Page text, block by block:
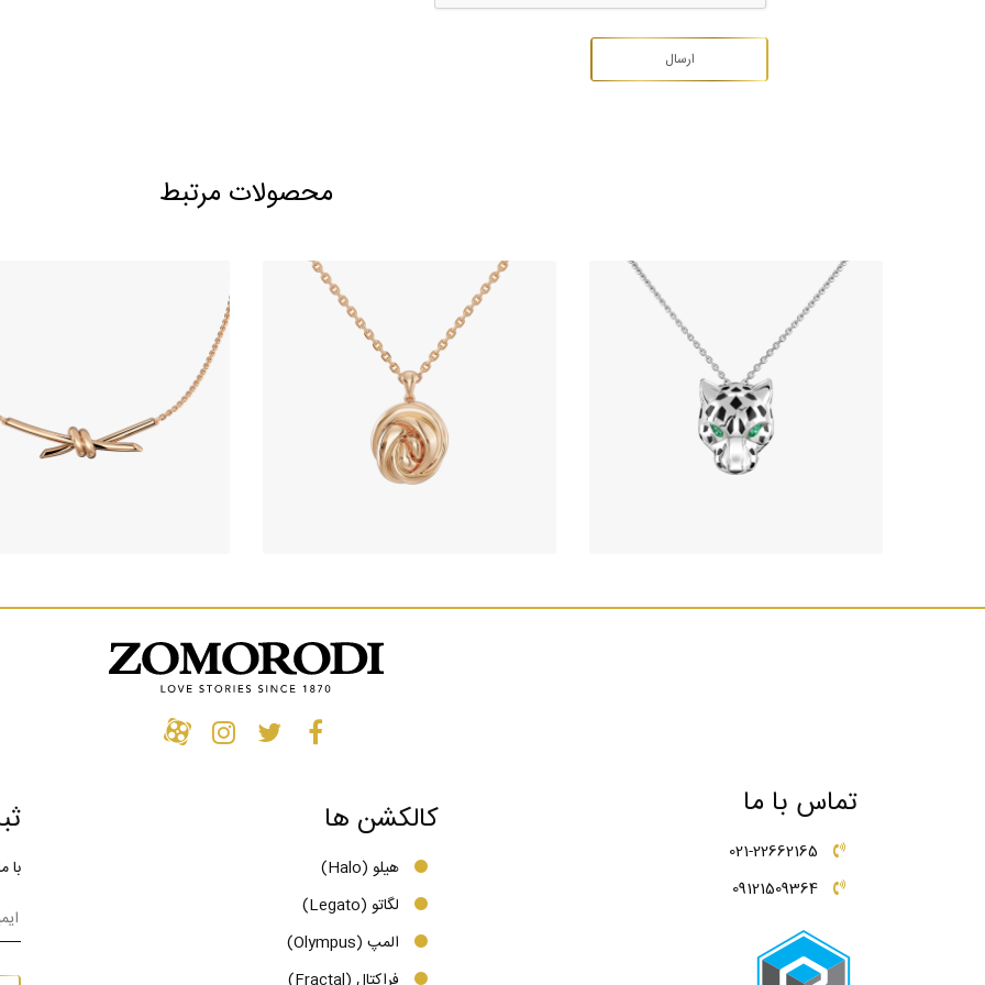
محصولات مرتبط
311,060,000 تومان (سایز کوچک)
306,910,000 تومان
آویز طلا پلنگ کارتیه
482,140,000 تومان
تماس با ما
021-22662165
09121509364
کالکشن ها
هیلو (Halo)
لگاتو (Legato)
المپ (Olympus)
با